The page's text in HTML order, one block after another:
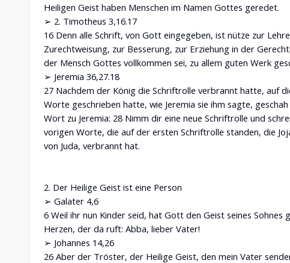
Heiligen Geist haben Menschen im Namen Gottes geredet.
➢ 2. Timotheus 3,16.17
16 Denn alle Schrift, von Gott eingegeben, ist nütze zur
Zurechtweisung, zur Besserung, zur Erziehung in der
der Mensch Gottes vollkommen sei, zu allem guten Werk
➢ Jeremia 36,27.18
27 Nachdem der König die Schriftrolle verbrannt hatte, auf
Worte geschrieben hatte, wie Jeremia sie ihm sagte, geschah
Wort zu Jeremia: 28 Nimm dir eine neue Schriftrolle und
vorigen Worte, die auf der ersten Schriftrolle standen, die
von Juda, verbrannt hat.
2. Der Heilige Geist ist eine Person
➢ Galater 4,6
6 Weil ihr nun Kinder seid, hat Gott den Geist seines Sohnes
Herzen, der da ruft: Abba, lieber Vater!
➢ Johannes 14,26
26 Aber der Tröster, der Heilige Geist, den mein Vater